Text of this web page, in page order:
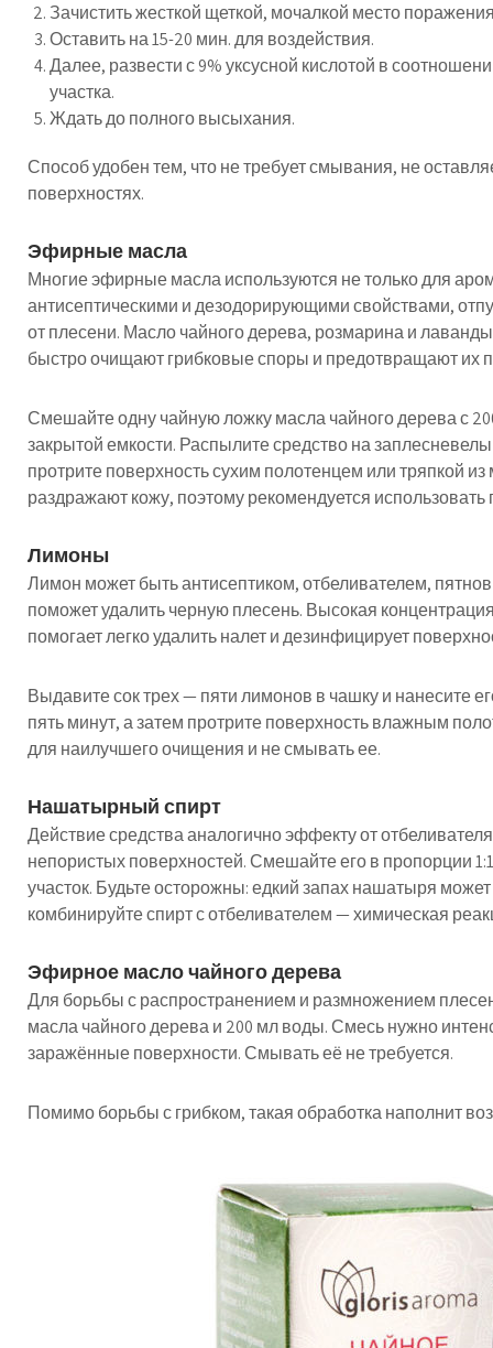
Зачистить жесткой щеткой, мочалкой место
Оставить на 15-20 мин. для воздействия.
Далее, развести с 9% уксусной кислотой в
участка.
Ждать до полного высыхания.
Способ удобен тем, что не требует смывания, не
поверхностях.
Эфирные масла
Многие эфирные масла используются не только для
антисептическими и дезодорирующими свойствами,
от плесени. Масло чайного дерева, розмарина и
быстро очищают грибковые споры и предотвращают их
Смешайте одну чайную ложку масла чайного дерева с
закрытой емкости. Распылите средство на
протрите поверхность сухим полотенцем или тряпкой
раздражают кожу, поэтому рекомендуется использовать
Лимоны
Лимон может быть антисептиком, отбеливателем,
поможет удалить черную плесень. Высокая
помогает легко удалить налет и дезинфицирует
Выдавите сок трех — пяти лимонов в чашку и нанесите
пять минут, а затем протрите поверхность влажным
для наилучшего очищения и не смывать ее.
Нашатырный спирт
Действие средства аналогично эффекту от
непористых поверхностей. Смешайте его в пропорции
участок. Будьте осторожны: едкий запах нашатыря
комбинируйте спирт с отбеливателем — химическая
Эфирное масло чайного дерева
Для борьбы с распространением и размножением
масла чайного дерева и 200 мл воды. Смесь нужно
заражённые поверхности. Смывать её не требуется.
Помимо борьбы с грибком, такая обработка наполнит